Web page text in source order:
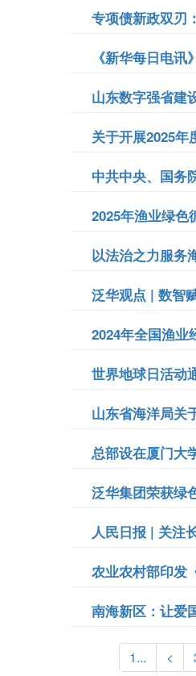
专项债新政双刃
《新华每日电
山东数字强省建
关于开展2025年
中共中央、国务
2025年渔业绿
以法治之力服务
泛华观点 | 数智
​2024年全国渔业
世界地球日活动
山东省海洋局关
总部设在厦门大
泛华集团荣获绿
人民日报 | 关注
农业农村部印发
南海新区：让爱
1... <